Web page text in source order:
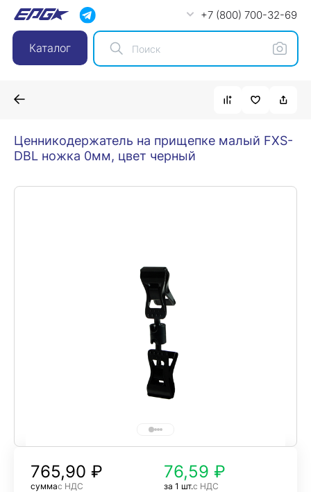
+7 (800) 700-32-69
Каталог
Ценникодержатель на прищепке малый FXS-
DBL ножка 0мм, цвет черный
765,90 ₽
суммас НДС
76,59 ₽
за 1 шт.с НДС